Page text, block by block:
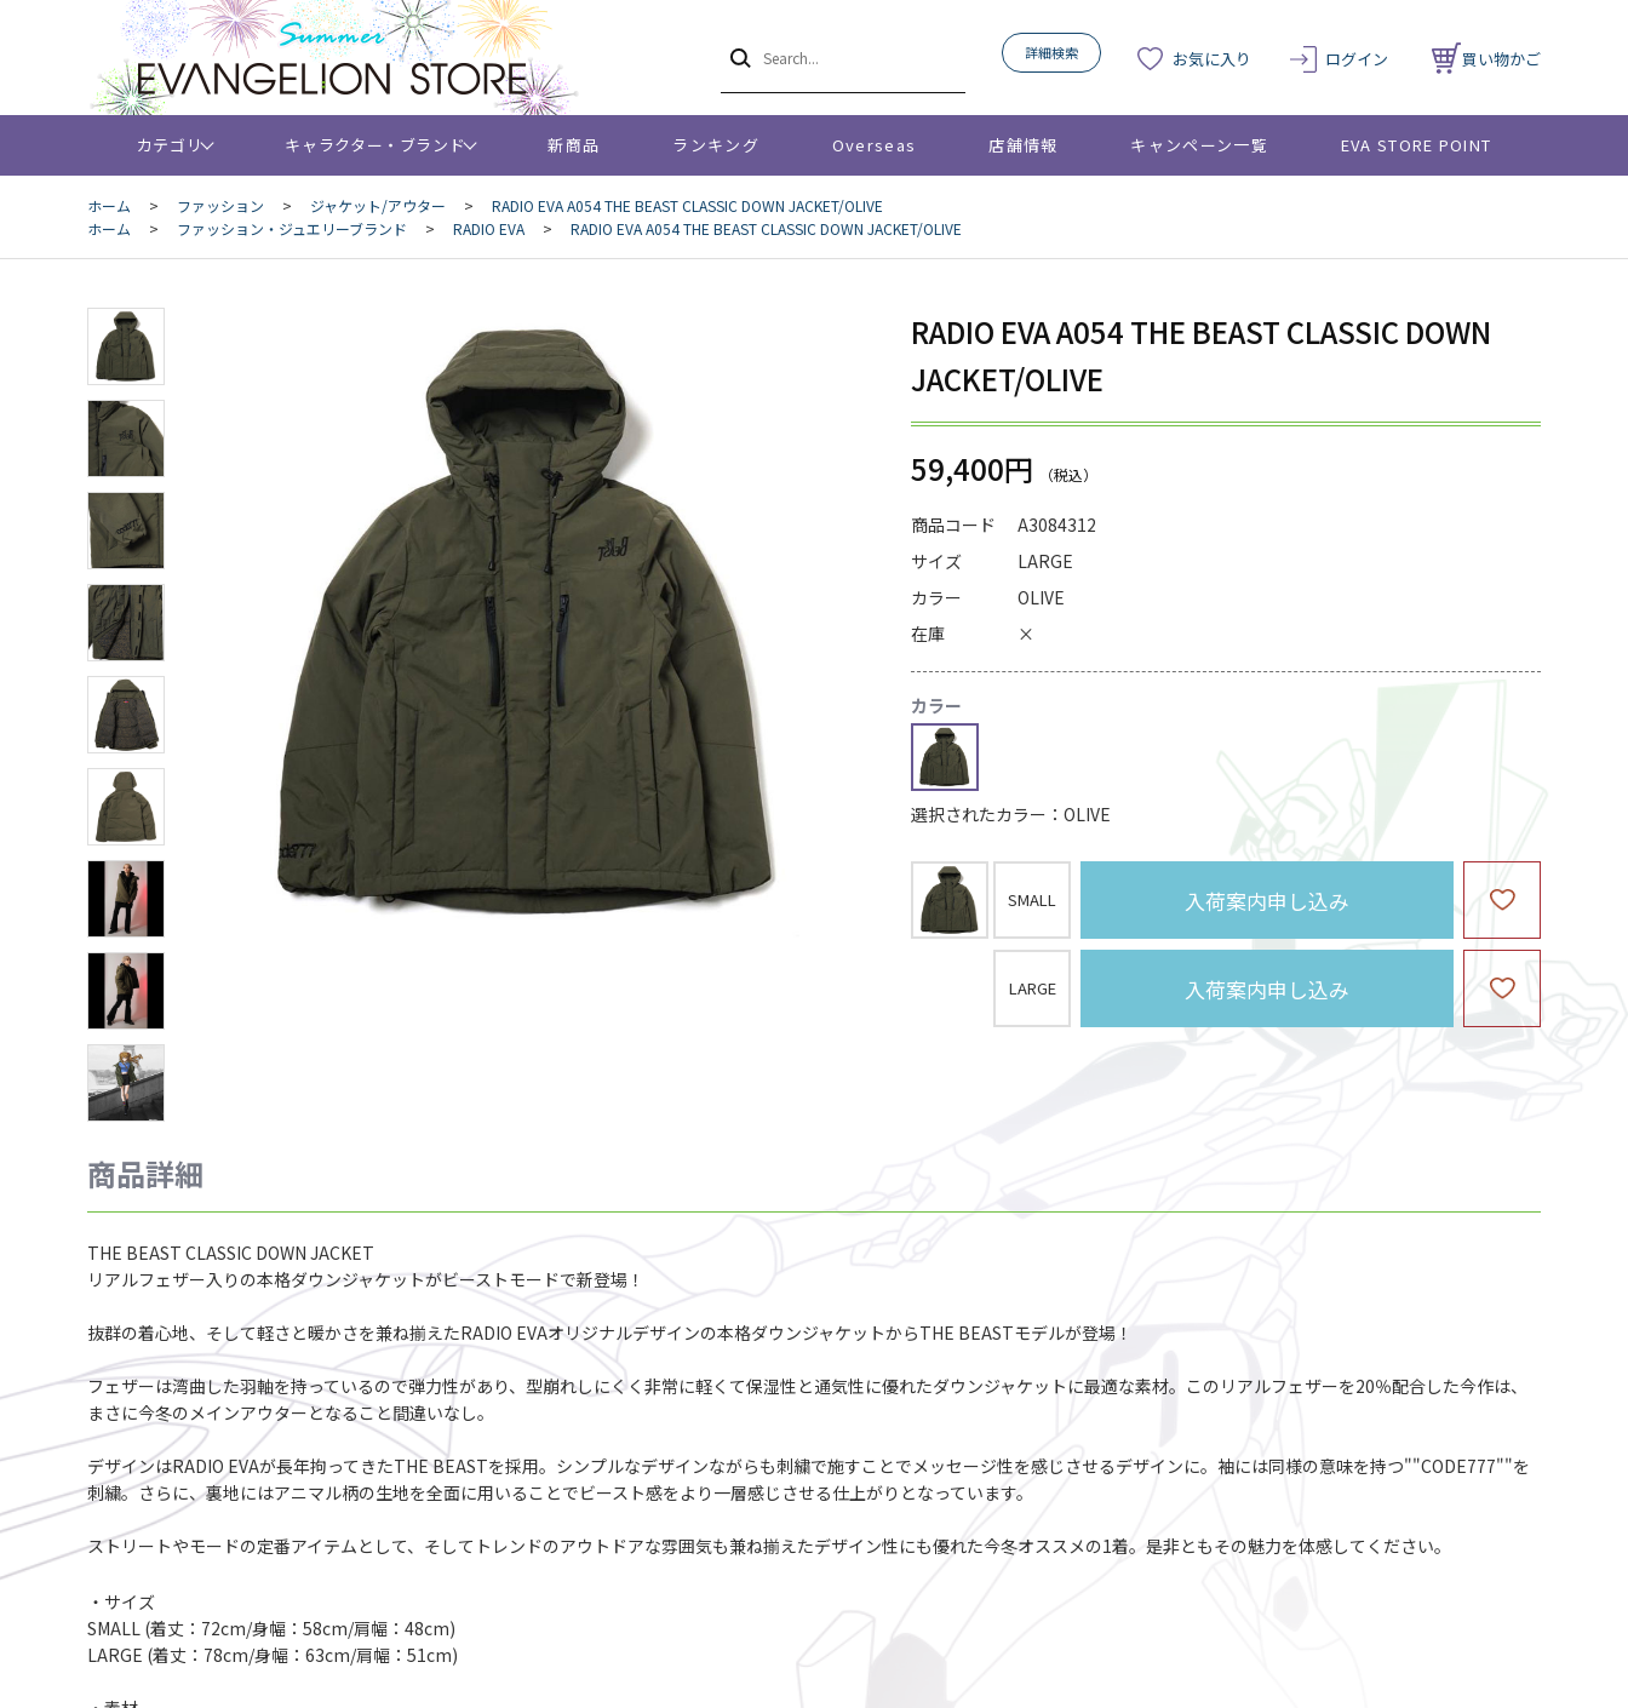
詳細検索 お気に入り ログイン 買い物かご
カテゴリ キャラクター・ブランド 新商品 ランキング Overseas 店舗情報 キャンペーン一覧 EVA STORE POINT
ホーム > ファッション > ジャケット/アウター >
RADIO EVA A054 THE BEAST CLASSIC DOWN JACKET/OLIVE
ホーム
> ファッション・ジュエリーブランド > RADIO EVA > RADIO EVA A054 THE BEAST CLASSIC DOWN JACKET/OLIVE
RADIO EVA A054 THE BEAST CLASSIC DOWN
JACKET/OLIVE
59,400円
商品コード
A3084312
サイズ
LARGE
カラー
OLIVE
在庫
×
カラー
選択されたカラー：OLIVE
SMALL 入荷案内申し込み
LARGE 入荷案内申し込み
商品詳細
THE BEAST CLASSIC DOWN JACKET
リアルフェザー入りの本格ダウンジャケットがビーストモードで新登場！
抜群の着心地、そして軽さと暖かさを兼ね揃えたRADIO EVAオリジナルデザインの本格ダウンジャケットからTHE BEASTモデルが登場！
フェザーは湾曲した羽軸を持っているので弾力性があり、型崩れしにくく非常に軽くて保湿性と通気性に優れたダウンジャケットに最適な素材。このリアルフェザーを20％配合した今作は、
まさに今冬のメインアウターとなること間違いなし。
デザインはRADIO EVAが長年拘ってきたTHE BEASTを採用。シンプルなデザインながらも刺繍で施すことでメッセージ性を感じさせるデザインに。袖には同様の意味を持つ""CODE777""を
刺繍。さらに、裏地にはアニマル柄の生地を全面に用いることでビースト感をより一層感じさせる仕上がりとなっています。
ストリートやモードの定番アイテムとして、そしてトレンドのアウトドアな雰囲気も兼ね揃えたデザイン性にも優れた今冬オススメの1着。是非ともその魅力を体感してください。
・サイズ
SMALL (着丈：72cm/身幅：58cm/肩幅：48cm)
LARGE (着丈：78cm/身幅：63cm/肩幅：51cm)